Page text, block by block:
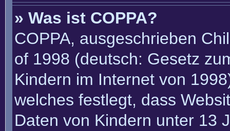
» Was ist COPPA?
COPPA, ausgeschrieben
of 1998 (deutsch: Gesetz
Kindern im Internet von
welches festlegt, dass
Daten von Kindern unter 13